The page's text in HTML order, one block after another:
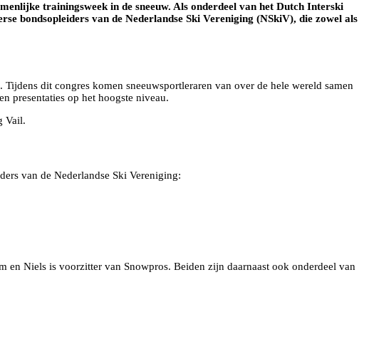
trainingsweek in de sneeuw. Als onderdeel van het Dutch Interski
bondsopleiders van de Nederlandse Ski Vereniging (NSkiV), die zowel als
dit congres komen sneeuwsportleraren van over de hele wereld samen
presentaties op het hoogste niveau.
Vail.
van de Nederlandse Ski Vereniging:
en Niels is voorzitter van Snowpros. Beiden zijn daarnaast ook onderdeel van